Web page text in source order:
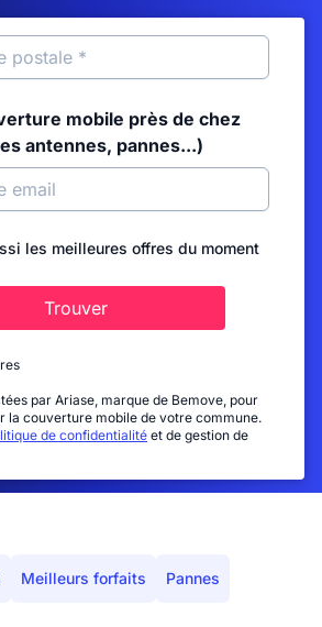
mobile près de chez
antennes, pannes...)
les meilleures offres du moment
Trouver
par Ariase, marque de Bemove, pour
la couverture mobile de votre commune.
de confidentialité et de gestion de
Meilleurs forfaits Pannes